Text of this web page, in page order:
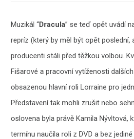
Muzikál “Dracula” se teď opět uvádí
repríz (který by měl být opět poslední,
producenti stáli před těžkou volbou.
Fišarové a pracovní vytíženosti
obsazenou hlavní roli Lorraine pro
Představení tak mohli zrušit nebo
oslovena byla právě Kamila Nývltová,
termínu naučila roli z DVD a bez